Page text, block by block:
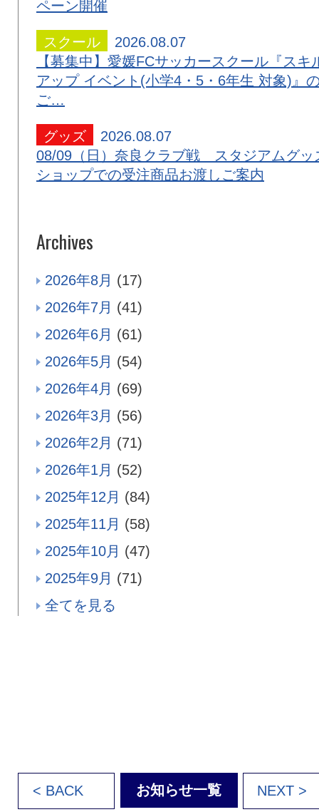
ペーン開催
スクール
2026.08.07
【募集中】愛媛FCサッカースクール『スキ
アップ イベント(小学4・5・6年生 対象)』
ご…
グッズ
2026.08.07
08/09（日）奈良クラブ戦 スタジアムグッ
ショップでの受注商品お渡しご案内
Archives
2026年8月 (17)
2026年7月 (41)
2026年6月 (61)
2026年5月 (54)
2026年4月 (69)
2026年3月 (56)
2026年2月 (71)
2026年1月 (52)
2025年12月 (84)
2025年11月 (58)
2025年10月 (47)
2025年9月 (71)
全てを見る
< BACK お知らせ一覧 NEXT >